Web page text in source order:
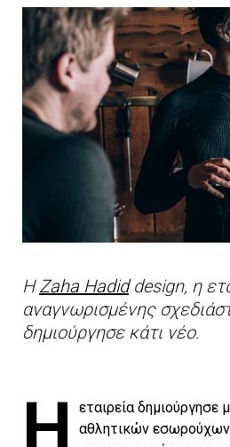
ΗZaha Hadiddesign, η
αναγνωρισμένης
δημιούργησε κάτι νέο.
Η
εταιρεία δημιούργησε
αθλητικών